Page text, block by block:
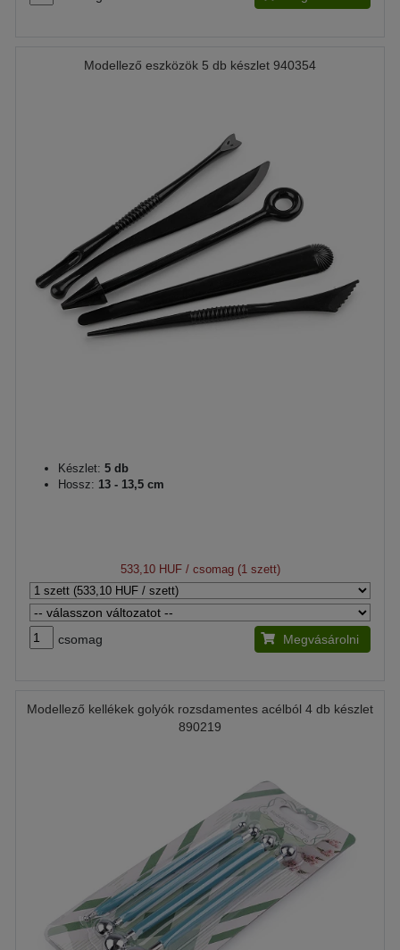
Modellező eszközök 5 db készlet 940354
Készlet: 5 db
Hossz: 13 - 13,5 cm
533,10 HUF/ csomag (1 szett)
csomag Megvásárolni
Modellező kellékek golyók rozsdamentes acélból 4 db készlet
890219